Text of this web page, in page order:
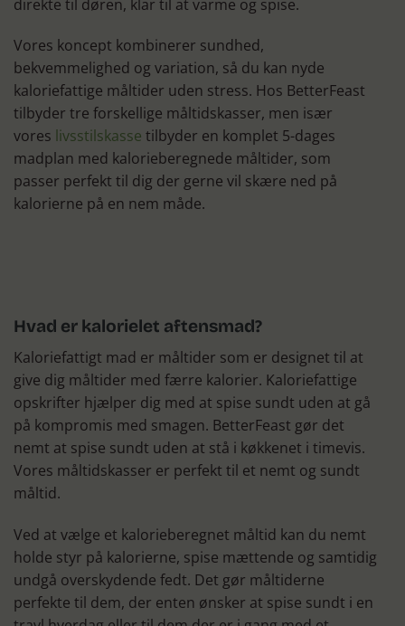
direkte til døren, klar til at varme og spise.
Vores koncept kombinerer sundhed,
bekvemmelighed og variation, så du kan nyde
kaloriefattige måltider uden stress. Hos BetterFeast
tilbyder tre forskellige måltidskasser, men især
vores livsstilskasse tilbyder en komplet 5-dages
madplan med kalorieberegnede måltider, som
passer perfekt til dig der gerne vil skære ned på
kalorierne på en nem måde.
Hvad er kalorielet aftensmad?
Kaloriefattigt mad er måltider som er designet til at
give dig måltider med færre kalorier. Kaloriefattige
opskrifter hjælper dig med at spise sundt uden at gå
på kompromis med smagen. BetterFeast gør det
nemt at spise sundt uden at stå i køkkenet i timevis.
Vores måltidskasser er perfekt til et nemt og sundt
måltid.
Ved at vælge et kalorieberegnet måltid kan du nemt
holde styr på kalorierne, spise mættende og samtidig
undgå overskydende fedt. Det gør måltiderne
perfekte til dem, der enten ønsker at spise sundt i en